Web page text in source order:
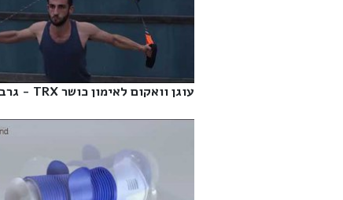
עוגן וואקום לאימון כושר TRX - גרבו‎